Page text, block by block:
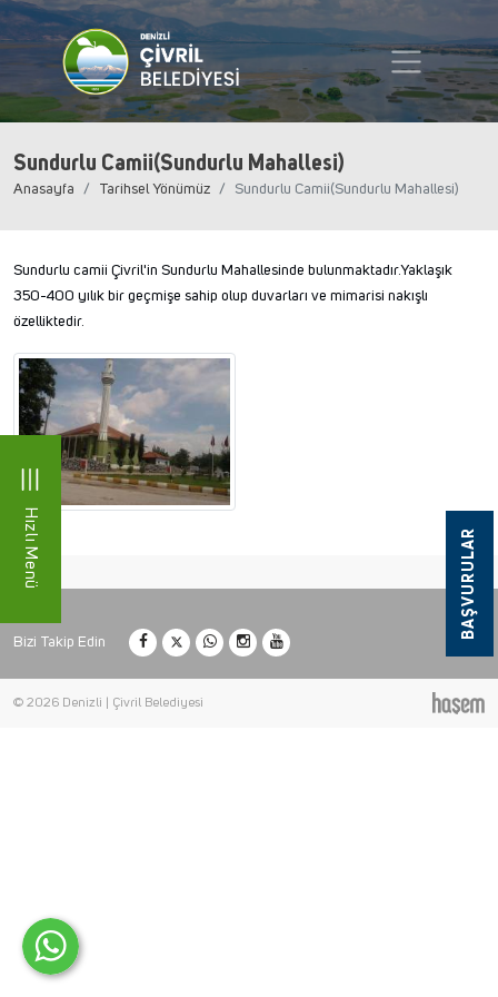
Hızlı Menü BAŞVURULAR
Sundurlu Camii(Sundurlu Mahallesi)
Anasayfa Tarihsel Yönümüz Sundurlu Camii(Sundurlu Mahallesi)
Sundurlu camii Çivril'in Sundurlu Mahallesinde bulunmaktadır.Yaklaşık
350-400 yılık bir geçmişe sahip olup duvarları ve mimarisi nakışlı
özelliktedir.
Bizi Takip Edin
© 2026 Denizli | Çivril Belediyesi